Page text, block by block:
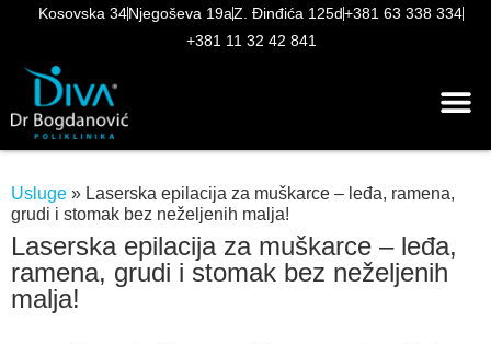
Kosovska 34Njegoševa 19aZ. Đinđića 125d+381 63 338 334
+381 11 32 42 841
Usluge » Laserska epilacija za muškarce – leđa, ramena,
grudi i stomak bez neželjenih malja!
Laserska epilacija za muškarce – leđa,
ramena, grudi i stomak bez neželjenih
malja!